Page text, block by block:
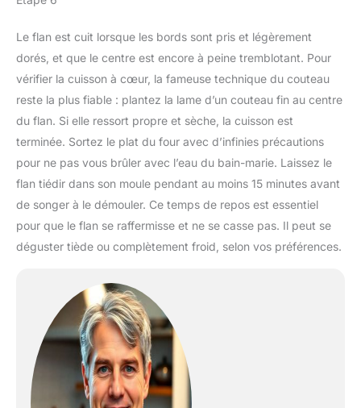
Le flan est cuit lorsque les bords sont pris et légèrement
dorés, et que le centre est encore à peine tremblotant. Pour
vérifier la cuisson à cœur, la fameuse technique du couteau
reste la plus fiable : plantez la lame d’un couteau fin au centre
du flan. Si elle ressort propre et sèche, la cuisson est
terminée. Sortez le plat du four avec d’infinies précautions
pour ne pas vous brûler avec l’eau du bain-marie. Laissez le
flan tiédir dans son moule pendant au moins 15 minutes avant
de songer à le démouler. Ce temps de repos est essentiel
pour que le flan se raffermisse et ne se casse pas. Il peut se
déguster tiède ou complètement froid, selon vos préférences.